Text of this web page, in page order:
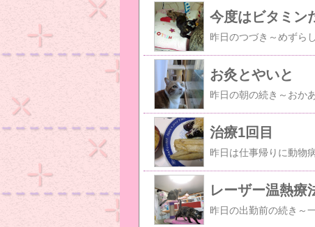
今度はビタミン
お灸とやいと
治療1回目
レーザー温熱療